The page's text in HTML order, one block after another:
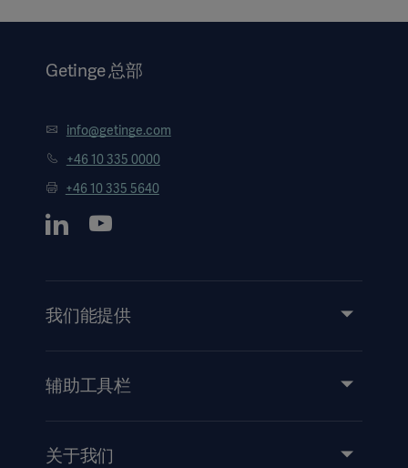
Getinge 总部
info@getinge.com
+46 10 335 0000
+46 10 335 5640
我们能提供
产品和解决方案
辅助工具栏
活动
关于我们